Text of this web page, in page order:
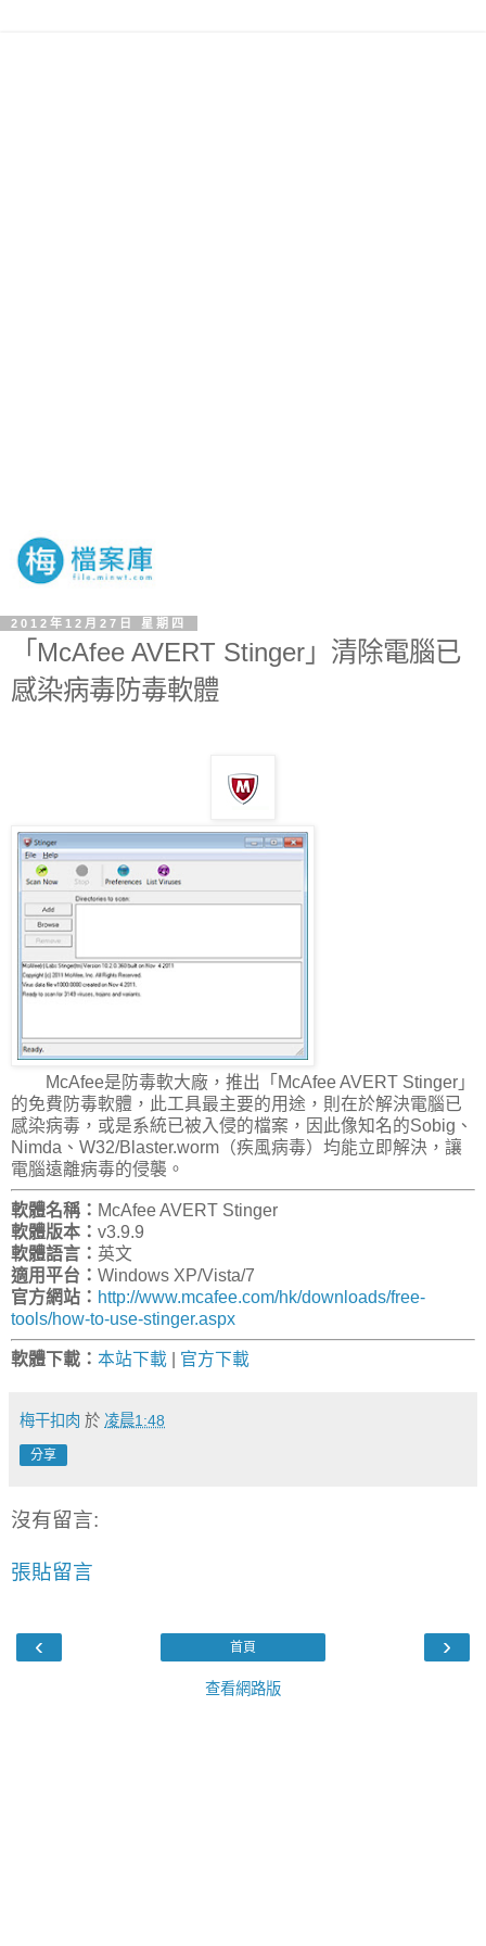
2012年12月27日 星期四
「McAfee AVERT Stinger」清除電腦已
感染病毒防毒軟體
McAfee是防毒軟大廠，推出「McAfee AVERT Stinger」
的免費防毒軟體，此工具最主要的用途，則在於解決電腦已
感染病毒，或是系統已被入侵的檔案，因此像知名的Sobig、
Nimda、W32/Blaster.worm（疾風病毒）均能立即解決，讓
電腦遠離病毒的侵襲。
軟體名稱： McAfee AVERT Stinger
軟體版本： v3.9.9
軟體語言： 英文
適用平台： Windows XP/Vista/7
官方網站： http://www.mcafee.com/hk/downloads/free-
tools/how-to-use-stinger.aspx
軟體下載： 本站下載 官方下載
梅干扣肉 於 凌晨1:48
分享
沒有留言:
張貼留言
‹ ›
首頁
查看網路版